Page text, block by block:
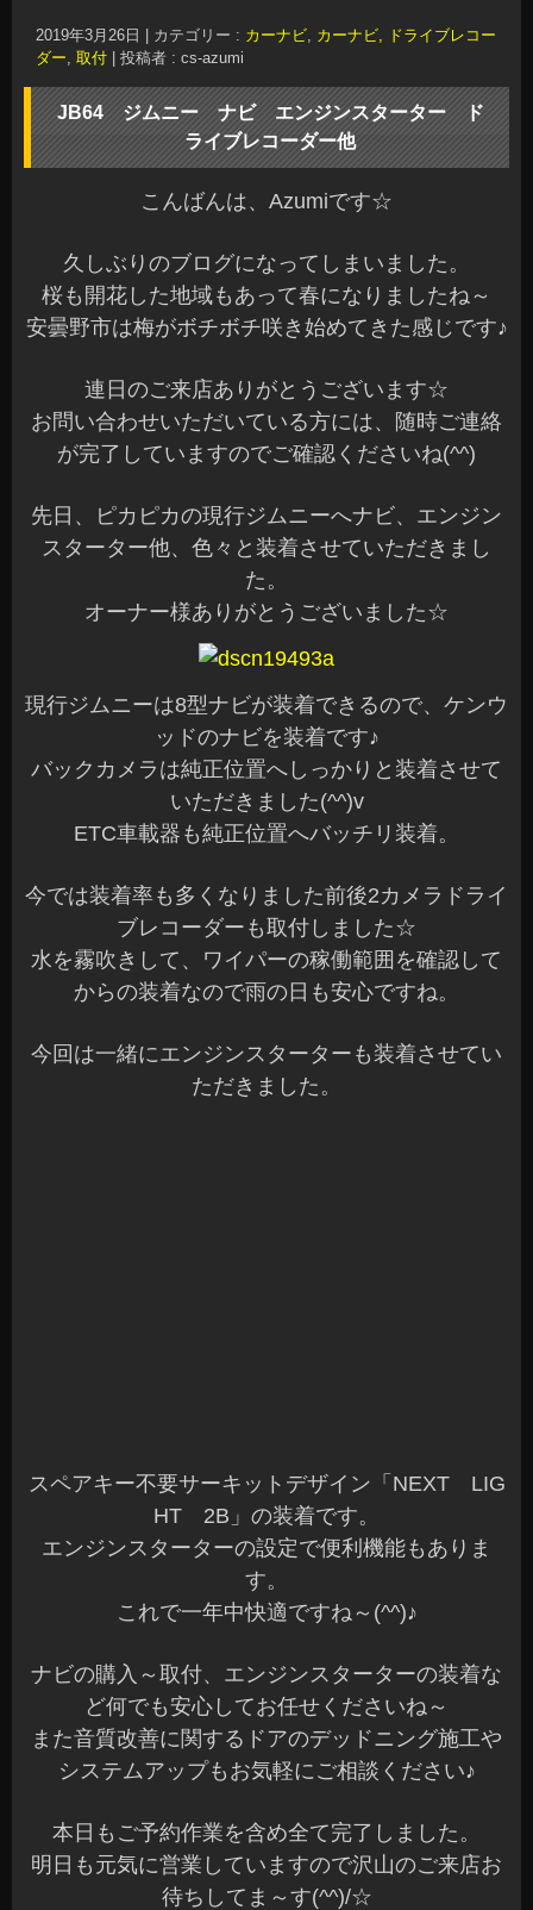
2019年3月26日 カテゴリー : カーナビ, カーナビ, ドライブレコー
ダー, 取付 投稿者 : cs-azumi
JB64 ジムニー ナビ エンジンスターター ド
ライブレコーダー他
こんばんは、Azumiです☆
久しぶりのブログになってしまいました。
桜も開花した地域もあって春になりましたね～
安曇野市は梅がボチボチ咲き始めてきた感じです♪
連日のご来店ありがとうございます☆
お問い合わせいただいている方には、随時ご連絡
が完了していますのでご確認くださいね(^^)
先日、ピカピカの現行ジムニーへナビ、エンジン
スターター他、色々と装着させていただきまし
た。
オーナー様ありがとうございました☆
現行ジムニーは8型ナビが装着できるので、ケンウ
ッドのナビを装着です♪
バックカメラは純正位置へしっかりと装着させて
いただきました(^^)v
ETC車載器も純正位置へバッチリ装着。
今では装着率も多くなりました前後2カメラドライ
ブレコーダーも取付しました☆
水を霧吹きして、ワイパーの稼働範囲を確認して
からの装着なので雨の日も安心ですね。
今回は一緒にエンジンスターターも装着させてい
ただきました。
スペアキー不要サーキットデザイン「NEXT LIG
HT 2B」の装着です。
エンジンスターターの設定で便利機能もありま
す。
これで一年中快適ですね～(^^)♪
ナビの購入～取付、エンジンスターターの装着な
ど何でも安心してお任せくださいね～
また音質改善に関するドアのデッドニング施工や
システムアップもお気軽にご相談ください♪
本日もご予約作業を含め全て完了しました。
明日も元気に営業していますので沢山のご来店お
待ちしてま～す(^^)/☆